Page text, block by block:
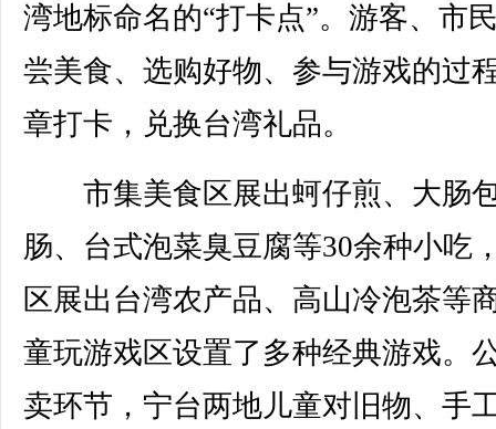
湾地标命名的“打卡点”。游客、市
尝美食、选购好物、参与游戏的过
章打卡，兑换台湾礼品。
市集美食区展出蚵仔煎、大肠
肠、台式泡菜臭豆腐等30余种小吃
区展出台湾农产品、高山冷泡茶等
童玩游戏区设置了多种经典游戏。
卖环节，宁台两地儿童对旧物、手